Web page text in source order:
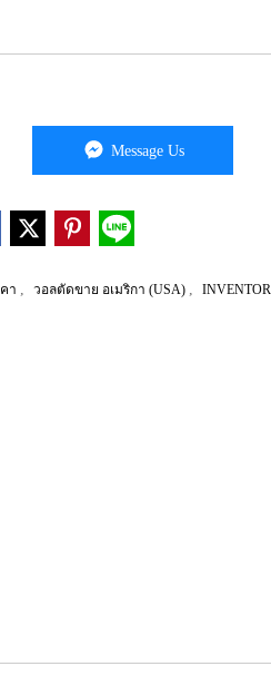
Message Us
า วอลตัดขาย อเมริกา (USA) INVENTOR